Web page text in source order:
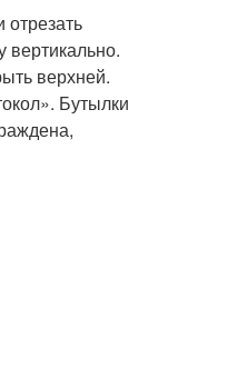
вертикально.
верхней.
Бутылки